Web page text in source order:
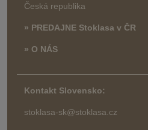
Česká republika
» PREDAJNE Stoklasa v ČR
» O NÁS
Kontakt Slovensko:
stoklasa-sk@stoklasa.cz